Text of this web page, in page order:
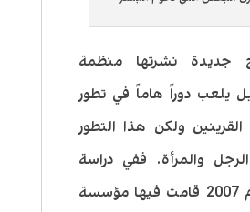
جديدة نشرتها منظمة
يلعب دوراً هاماً في تطور
القرينين ولكن هذا التطور
والمرأة. ففي دراسة
نشرت في عام 2007 قامت فيها مؤسسة